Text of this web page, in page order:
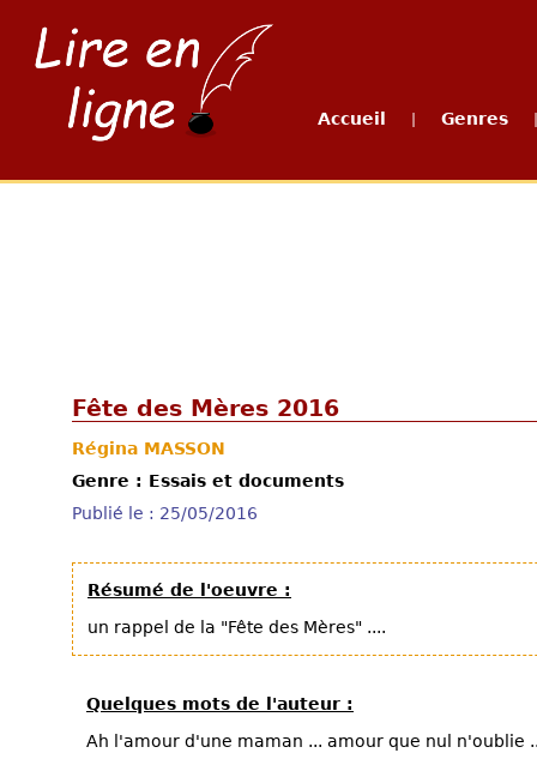
Accueil Genres
Fête des Mères 2016
Régina MASSON
Genre : Essais et documents
Publié le : 25/05/2016
Résumé de l'oeuvre :
un rappel de la "Fête des Mères" ....
Quelques mots de l'auteur :
Ah l'amour d'une maman ... amour que nul n'oublie